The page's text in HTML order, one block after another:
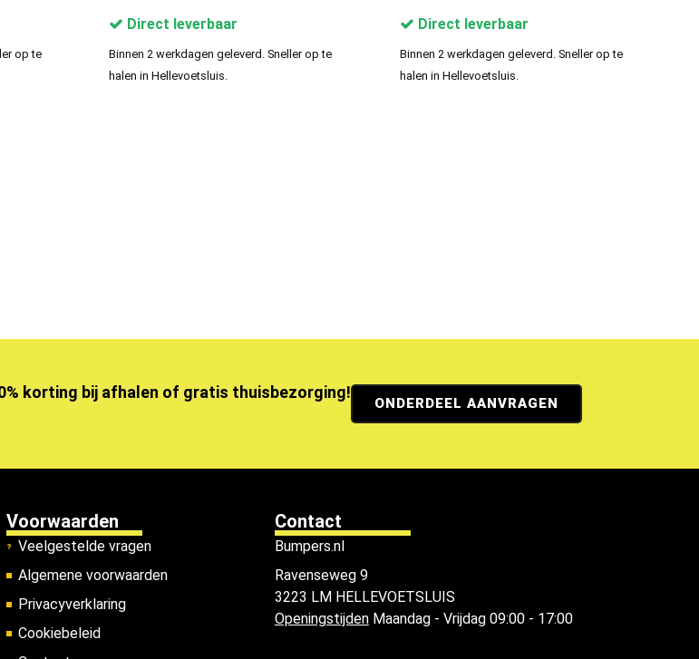
op te
Direct leverbaar
Binnen 2 werkdagen geleverd. Sneller op te
halen in Hellevoetsluis.
Direct leverbaar
Binnen 2 werkdagen geleverd. Sneller op te
halen in Hellevoetsluis.
korting bij afhalen of gratis thuisbezorging!
ONDERDEEL AANVRAGEN
Voorwaarden
Veelgestelde vragen
Algemene voorwaarden
Privacyverklaring
Cookiebeleid
Contact
Bumpers.nl
Ravenseweg 9
3223 LM HELLEVOETSLUIS
OpeningstijdenMaandag - Vrijdag 09:00 - 17:00